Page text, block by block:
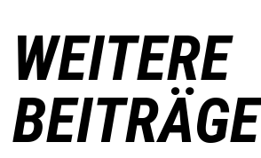
WEITERE
BEITRÄGE